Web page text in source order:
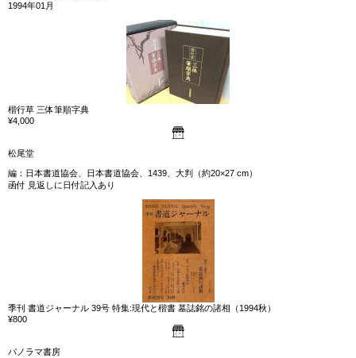
1994年01月
楷行草 三体筆順字典
¥4,000
松尾堂
編：日本書道協会、日本書道協会、1439、大判（約20×27 cm）
函付 見返しに日付記入あり
季刊 書道ジャーナル 39号 特集:現代と楷書 墓誌銘の諸相（1994秋）
¥800
パノラマ書房